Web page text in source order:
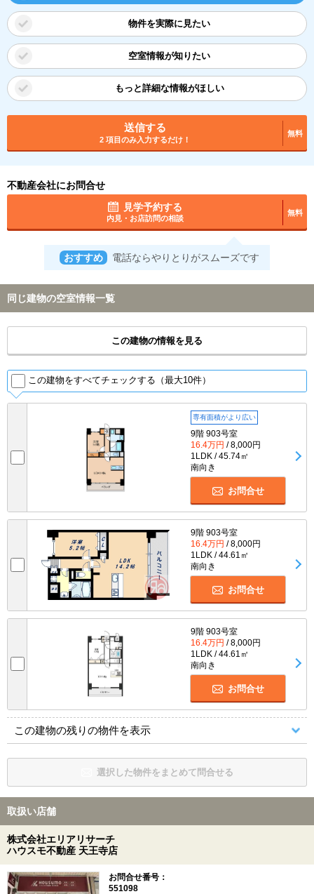
物件を実際に見たい
空室情報が知りたい
もっと詳細な情報がほしい
送信する
2 項目のみ入力するだけ！
無料
不動産会社にお問合せ
見学予約する
内見・お店訪問の相談
無料
おすすめ 電話ならやりとりがスムーズです
同じ建物の空室情報一覧
この建物の情報を見る
この建物をすべてチェックする（最大10件）
専有面積がより広い
9階 903号室
16.4万円 / 8,000円
1LDK / 45.74㎡
南向き
お問合せ
9階 903号室
16.4万円 / 8,000円
1LDK / 44.61㎡
南向き
お問合せ
9階 903号室
16.4万円 / 8,000円
1LDK / 44.61㎡
南向き
お問合せ
この建物の残りの物件を表示
選択した物件をまとめて問合せる
取扱い店舗
株式会社エリアリサーチ
ハウスモ不動産 天王寺店
お問合せ番号：
551098